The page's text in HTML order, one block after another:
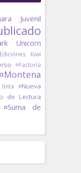
Juvenil
Unicorn
Kiwi
¤Factoría
¤Nueva
de Lectura
¤Suma de